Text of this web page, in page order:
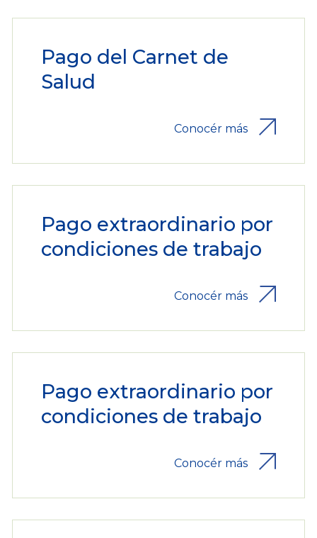
Pago del Carnet de
Salud
Conocér más
Pago extraordinario por
condiciones de trabajo
Conocér más
Pago extraordinario por
condiciones de trabajo
Conocér más